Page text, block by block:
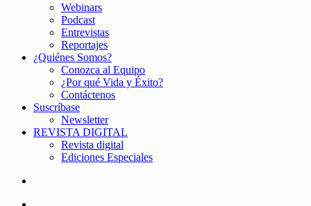
Webinars
Podcast
Entrevistas
Reportajes
¿Quiénes Somos?
Conozca al Equipo
¿Por qué Vida y Éxito?
Contáctenos
Suscríbase
Newsletter
REVISTA DIGITAL
Revista digital
Ediciones Especiales